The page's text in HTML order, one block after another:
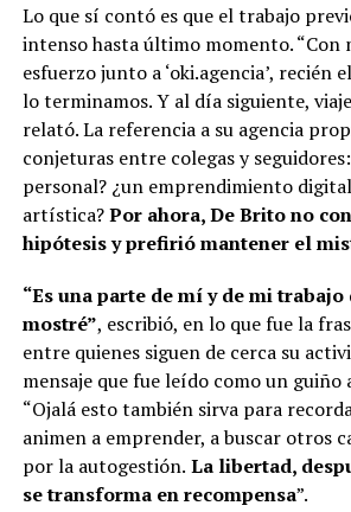
Lo que sí contó es que el trabajo
intenso hasta último momento. “Con
esfuerzo junto a ‘oki.agencia’, recién
lo terminamos. Y al día siguiente,
relató. La referencia a su agencia
conjeturas entre colegas y
personal? ¿un emprendimiento
artística?Por ahora, De Brito no
hipótesis y prefirió mantener el
“Es una parte de mí y de mi trabajo
mostré”, escribió, en lo que fue la
entre quienes siguen de cerca su
mensaje que fue leído como un guiño
“Ojalá esto también sirva para
animen a emprender, a buscar otros
por la autogestión. La libertad,
se transforma en recompensa”.